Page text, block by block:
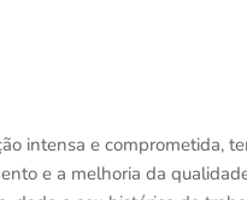
intensa e comprometida,
e a melhoria da